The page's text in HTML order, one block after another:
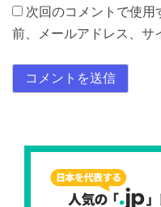
次回のコメントで使用
前、メールアドレス、サ